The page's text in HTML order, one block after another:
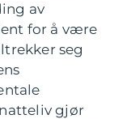
av
for å være
seg
gjør